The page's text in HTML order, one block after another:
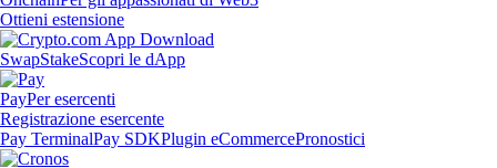
Ottieni estensione
SwapStakeScopri le dApp
PayPer esercenti
Registrazione esercente
Pay TerminalPay SDKPlugin eCommercePronostici